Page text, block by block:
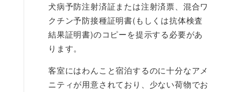
犬病予防注射済証または注射済票、混合ワ
クチン予防接種証明書(もしくは抗体検査
結果証明書)のコピーを提示する必要があ
ります。
客室にはわんこと宿泊するのに十分なアメ
ニティが用意されており、少ない荷物でお